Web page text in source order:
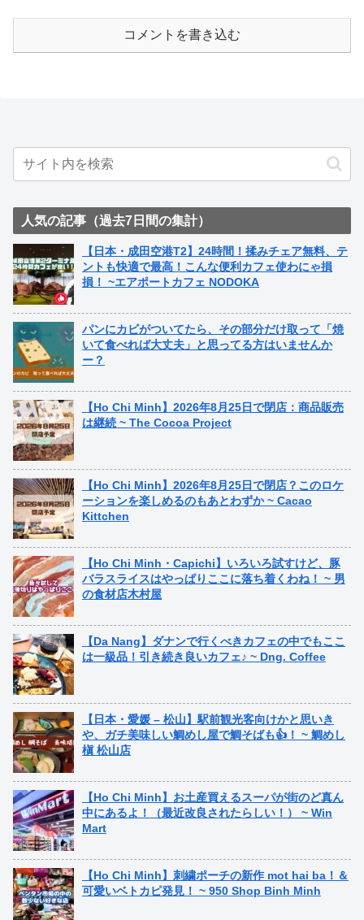
コメントを書き込む
人気の記事（過去7日間の集計）
【日本・成田空港T2】24時間！揉みチェア無料、テ
ントも快適で最高！こんな便利カフェ使わにゃ損
損！ ~エアポートカフェ NODOKA
パンにカビがついてたら、その部分だけ取って「焼
いて食べれば大丈夫」と思ってる方はいませんか
ー？
【Ho Chi Minh】2026年8月25日で閉店：商品販売
は継続 ~ The Cocoa Project
【Ho Chi Minh】2026年8月25日で閉店？このロケ
ーションを楽しめるのもあとわずか ~ Cacao
Kittchen
【Ho Chi Minh・Capichi】いろいろ試すけど、豚
バラスライスはやっぱりここに落ち着くわね！ ~ 男
の食材店木村屋
【Da Nang】ダナンで行くべきカフェの中でもここ
は一級品！引き続き良いカフェ♪ ~ Dng. Coffee
【日本・愛媛 – 松山】駅前観光客向けかと思いき
や、ガチ美味しい鯛めし屋で鯛そばも👍！ ~ 鯛めし
槇 松山店
【Ho Chi Minh】お土産買えるスーパが街のど真ん
中にあるよ！（最近改良されたらしい！） ~ Win
Mart
【Ho Chi Minh】刺繍ポーチの新作 mot hai ba！＆
可愛いベトカピ発見！ ~ 950 Shop Binh Minh